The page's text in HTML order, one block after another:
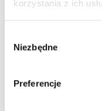
korzystania z ich
zgody
Niezbędne
Preferencje
STANDARDY